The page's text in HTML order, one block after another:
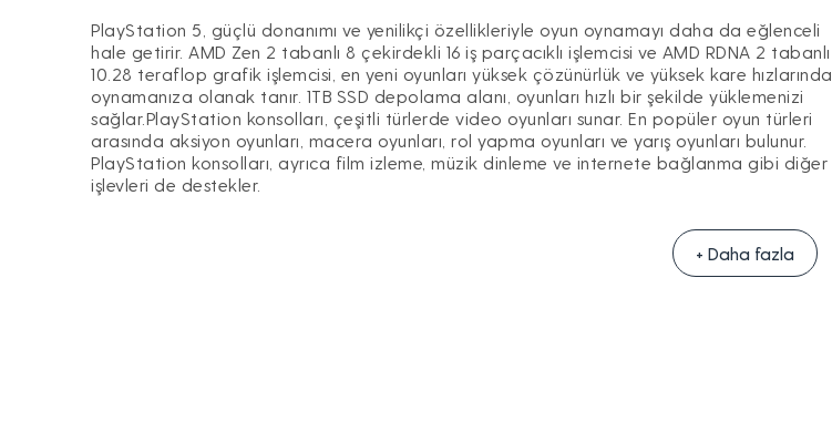
PlayStation 5, güçlü donanımı ve yenilikçi özellikleriyle oyun oynamayı daha da eğlenceli
hale getirir. AMD Zen 2 tabanlı 8 çekirdekli 16 iş parçacıklı işlemcisi ve AMD RDNA 2 tabanlı
10.28 teraflop grafik işlemcisi, en yeni oyunları yüksek çözünürlük ve yüksek kare hızlarında
oynamanıza olanak tanır. 1TB SSD depolama alanı, oyunları hızlı bir şekilde yüklemenizi
sağlar.PlayStation konsolları, çeşitli türlerde video oyunları sunar. En popüler oyun türleri
arasında aksiyon oyunları, macera oyunları, rol yapma oyunları ve yarış oyunları bulunur.
PlayStation konsolları, ayrıca film izleme, müzik dinleme ve internete bağlanma gibi diğer
işlevleri de destekler.
+ Daha fazla